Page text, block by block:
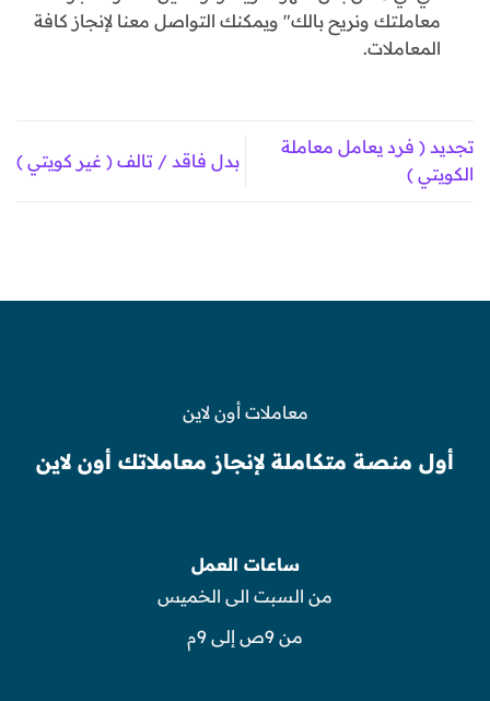
معاملتك ونريح بالك" ويمكنك التواصل معنا لإنجاز كافة
المعاملات.
تجديد ( فرد يعامل معاملة
الكويتي )
بدل فاقد / تالف ( غير كويتي )
معاملات أون لاين
أول منصة متكاملة لإنجاز معاملاتك أون لاين
ساعات العمل
من السبت الى الخميس
من 9ص إلى 9م